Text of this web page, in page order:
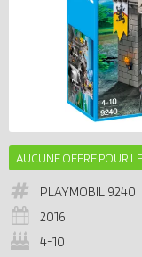
AUCUNE OFFRE POUR
PLAYMOBIL 9240
2016
4-10